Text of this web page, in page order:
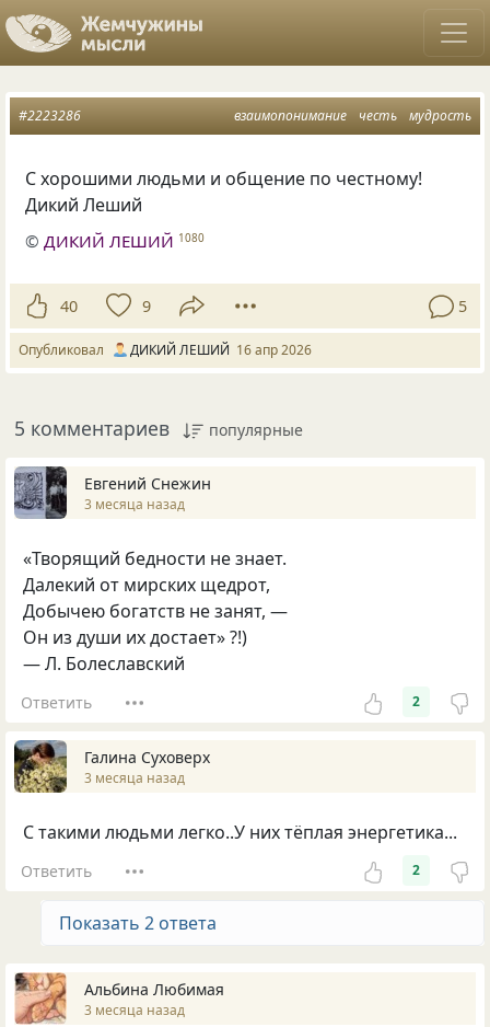
взаимопонимание честь мудрость
#2223286
С хорошими людьми и общение по честному!
Дикий Леший
© ДИКИЙ ЛЕШИЙ 1080
40 9 5
Опубликовал ДИКИЙ ЛЕШИЙ 16 апр 2026
5 комментариев популярные
Евгений Снежин
3 месяца назад
«Творящий бедности не знает.
Далекий от мирских щедрот,
Добычею богатств не занят, —
Он из души их достает» ?!)
— Л. Болеславский
Ответить 2
Галина Суховерх
3 месяца назад
С такими людьми легко..У них тёплая энергетика...
Ответить 2
Показать 2 ответа
Альбина Любимая
3 месяца назад